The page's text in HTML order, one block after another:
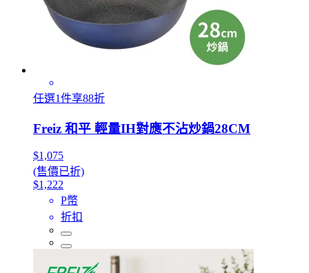
任選1件享88折
Freiz 和平 輕量IH對應不沾炒鍋28CM
$1,075
(售價已折)
$1,222
P幣
折扣